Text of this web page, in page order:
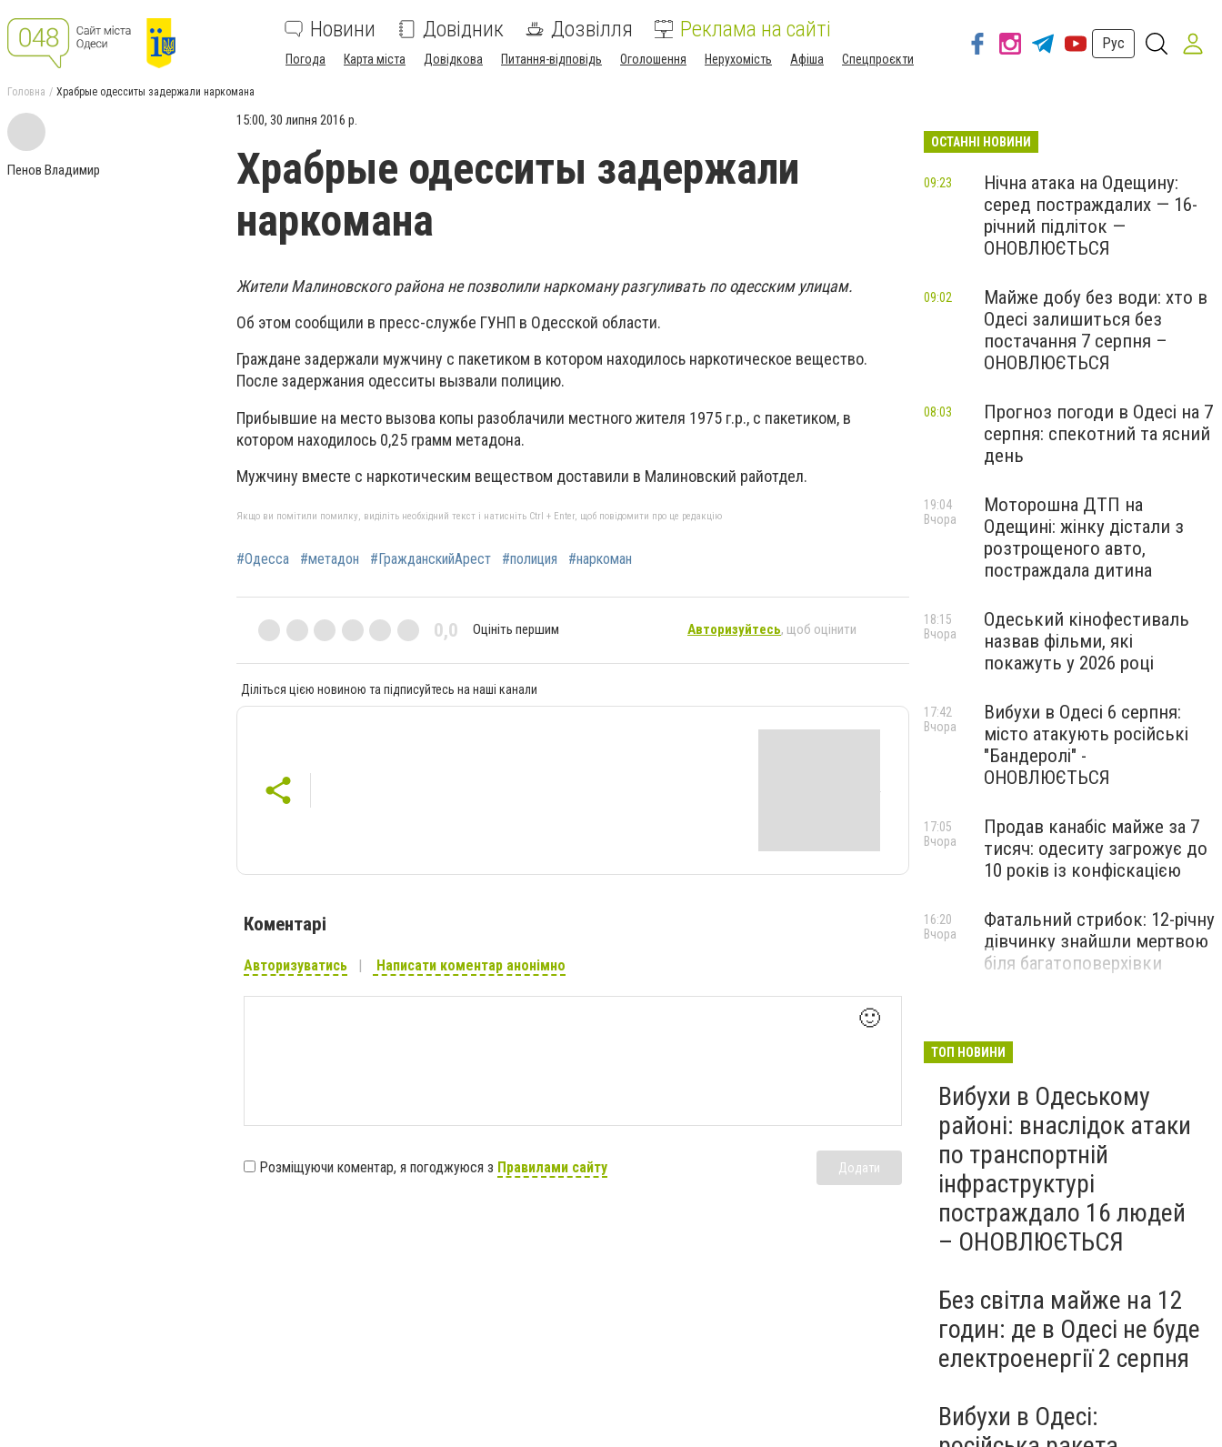
Новини Довідник Дозвілля Реклама на сайті
Погода Карта міста Довідкова Питання-відповідь Оголошення Нерухомість Афіша Спецпроєкти
Рус
Головна Храбрые одесситы задержали наркомана
Пенов Владимир
15:00, 30 липня 2016 р.
Храбрые одесситы задержали
наркомана
Жители Малиновского района не позволили наркоману разгуливать по одесским улицам.
Об этом сообщили в пресс-службе ГУНП в Одесской области.
Граждане задержали мужчину с пакетиком в котором находилось наркотическое вещество.
После задержания одесситы вызвали полицию.
Прибывшие на место вызова копы разоблачили местного жителя 1975 г.р., с пакетиком, в
котором находилось 0,25 грамм метадона.
Мужчину вместе с наркотическим веществом доставили в Малиновский райотдел.
Якщо ви помітили помилку, виділіть необхідний текст і натисніть Ctrl + Enter, щоб повідомити про це редакцію
#Одесса #метадон #ГражданскийАрест #полиция #наркоман
0,0 Оцініть першим Авторизуйтесь, щоб оцінити
Діліться цією новиною та підписуйтесь на наші канали
Коментарі
Авторизуватись Написати коментар анонімно
🙂
Розміщуючи коментар, я погоджуюся з Правилами сайту Додати
ОСТАННІ НОВИНИ
Нічна атака на Одещину:
серед постраждалих — 16-
річний підліток —
ОНОВЛЮЄТЬСЯ
09:23
Майже добу без води: хто в
Одесі залишиться без
постачання 7 серпня –
ОНОВЛЮЄТЬСЯ
09:02
Прогноз погоди в Одесі на 7
серпня: спекотний та ясний
день
08:03
Моторошна ДТП на
Одещині: жінку дістали з
розтрощеного авто,
постраждала дитина
19:04
Вчора
Одеський кінофестиваль
назвав фільми, які
покажуть у 2026 році
18:15
Вчора
Вибухи в Одесі 6 серпня:
місто атакують російські
"Бандеролі" -
ОНОВЛЮЄТЬСЯ
17:42
Вчора
Продав канабіс майже за 7
тисяч: одеситу загрожує до
10 років із конфіскацією
17:05
Вчора
Фатальний стрибок: 12-річну
дівчинку знайшли мертвою
біля багатоповерхівки
16:20
Вчора
ТОП НОВИНИ
Вибухи в Одеському
районі: внаслідок атаки
по транспортній
інфраструктурі
постраждало 16 людей
– ОНОВЛЮЄТЬСЯ
Без світла майже на 12
годин: де в Одесі не буде
електроенергії 2 серпня
Вибухи в Одесі: